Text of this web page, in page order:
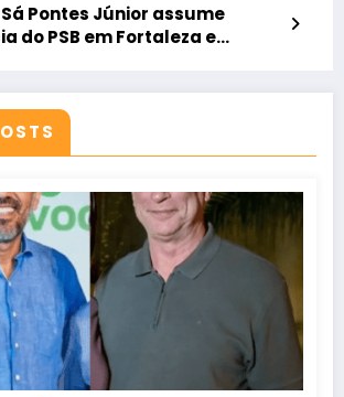
Pontes Júnior assume
do PSB em Fortaleza e